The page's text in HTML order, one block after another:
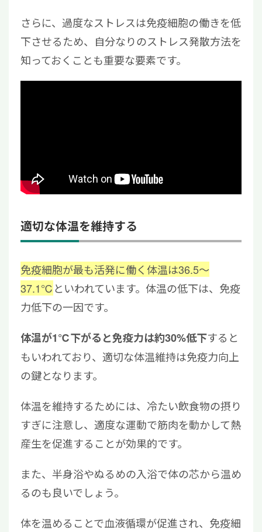
さらに、過度なストレスは免疫細胞の働きを低
下させるため、自分なりのストレス発散方法を
知っておくことも重要な要素です。
適切な体温を維持する
免疫細胞が最も活発に働く体温は36.5～
37.1℃といわれています。体温の低下は、免疫
力低下の一因です。
体温が1℃下がると免疫力は約30%低下すると
もいわれており、適切な体温維持は免疫力向上
の鍵となります。
体温を維持するためには、冷たい飲食物の摂り
すぎに注意し、適度な運動で筋肉を動かして熱
産生を促進することが効果的です。
また、半身浴やぬるめの入浴で体の芯から温め
るのも良いでしょう。
体を温めることで血液循環が促進され、免疫細